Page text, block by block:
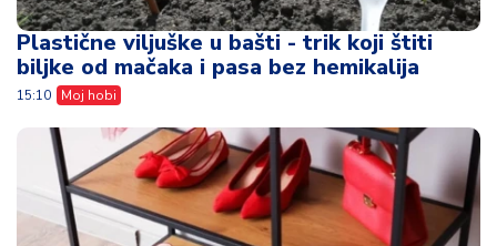
Ne bacajte stari cipelarnik - uz nekoliko
trikova izgledaće kao dizajnerski komad